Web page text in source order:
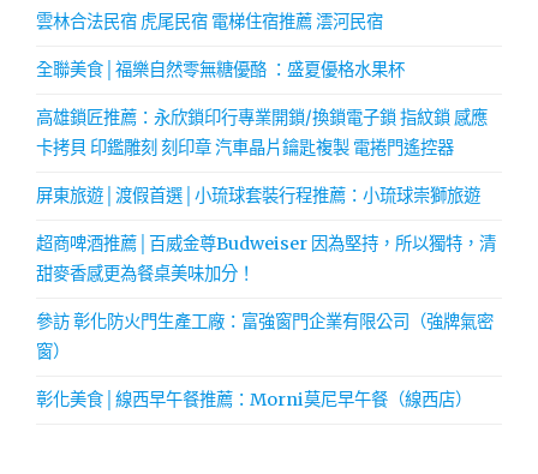
雲林合法民宿 虎尾民宿 電梯住宿推薦 澐河民宿
全聯美食│福樂自然零無糖優酪 ：盛夏優格水果杯
高雄鎖匠推薦：永欣鎖印行專業開鎖/換鎖電子鎖 指紋鎖 感應
卡拷貝 印鑑雕刻 刻印章 汽車晶片鑰匙複製 電捲門遙控器
屏東旅遊│渡假首選│小琉球套裝行程推薦：小琉球崇獅旅遊
超商啤酒推薦│百威金尊Budweiser 因為堅持，所以獨特，清
甜麥香感更為餐桌美味加分！
參訪 彰化防火門生產工廠：富強窗門企業有限公司（強牌氣密
窗）
彰化美食│線西早午餐推薦：Morni莫尼早午餐（線西店）